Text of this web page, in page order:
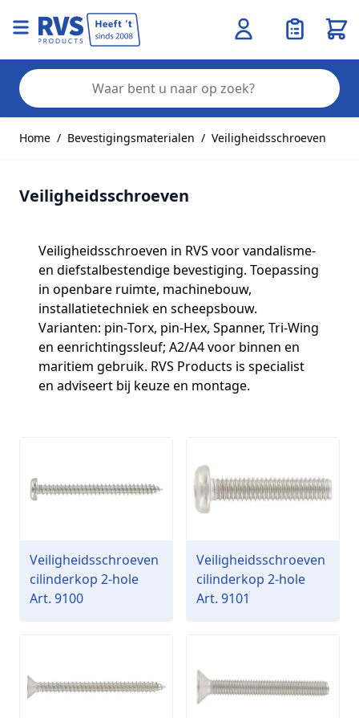
Home / Bevestigingsmaterialen / Veiligheidsschroeven
Veiligheidsschroeven
Veiligheidsschroeven in RVS voor vandalisme-
en diefstalbestendige bevestiging. Toepassing
in openbare ruimte, machinebouw,
installatietechniek en scheepsbouw.
Varianten: pin‑Torx, pin‑Hex, Spanner, Tri‑Wing
en eenrichtingssleuf; A2/A4 voor binnen en
maritiem gebruik. RVS Products is specialist
en adviseert bij keuze en montage.
Veiligheidsschroeven
cilinderkop 2-hole
Art. 9100
Veiligheidsschroeven
cilinderkop 2-hole
Art. 9101